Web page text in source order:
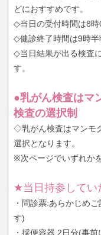
どにおすすめです。
◇当日の受付時間は8時
◇健診終了時間は9時半
◇当日結果が出る検査
す。
●乳がん検査はマ
検査の選択制
◇乳がん検査はマンモ
選択となります。
※次ページでいずれか
★当日持参してい
・問診票:あらかじめ
す)
・採便容器 2日分(事